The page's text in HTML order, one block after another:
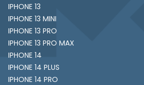
IPHONE 13
IPHONE 13 MINI
IPHONE 13 PRO
IPHONE 13 PRO MAX
IPHONE 14
IPHONE 14 PLUS
IPHONE 14 PRO